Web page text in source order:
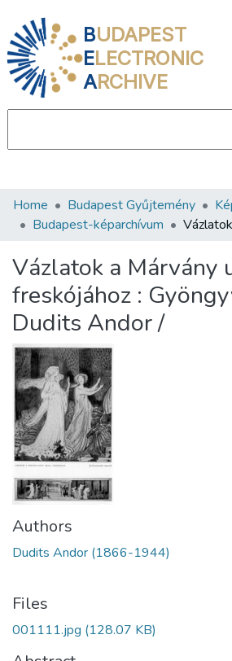
BUDAPEST
ELECTRONIC
ARCHIVE
Communities & Collections
Statistics
About us
Home Budapest Gyűjtemény
Budapest-képarchívum
Vázlatok a Márvány
freskójához :
Dudits Andor /
Authors
Dudits Andor (1866-1944)
Files
001111.jpg (128.07 KB)